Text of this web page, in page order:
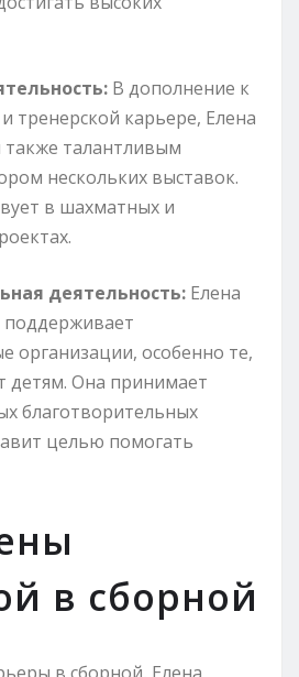
В дополнение к
тренерской карьере, Елена
также талантливым
нескольких выставок.
в шахматных и
деятельность: Елена
организации, особенно те,
детям. Она принимает
благотворительных
целью помогать
в сборной